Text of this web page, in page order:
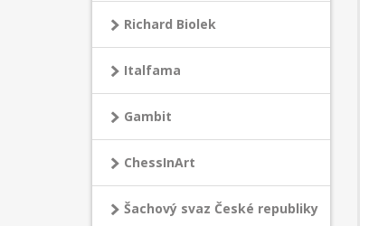
Richard Biolek
Italfama
Gambit
ChessInArt
Šachový svaz České republiky